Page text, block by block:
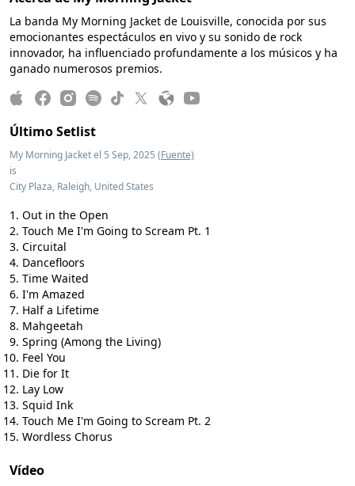
La banda My Morning Jacket de Louisville, conocida por sus
emocionantes espectáculos en vivo y su sonido de rock
innovador, ha influenciado profundamente a los músicos y ha
ganado numerosos premios.
Último Setlist
My Morning Jacket el 5 Sep, 2025 (Fuente)
is
City Plaza, Raleigh, United States
Out in the Open
Touch Me I'm Going to Scream Pt. 1
Circuital
Dancefloors
Time Waited
I'm Amazed
Half a Lifetime
Mahgeetah
Spring (Among the Living)
Feel You
Die for It
Lay Low
Squid Ink
Touch Me I'm Going to Scream Pt. 2
Wordless Chorus
Vídeo